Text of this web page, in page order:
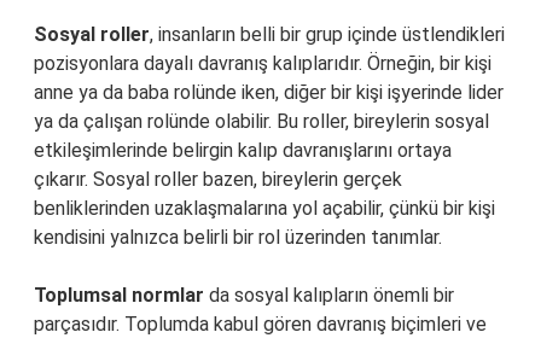
Sosyal roller, insanların belli bir grup içinde üstlendikleri
pozisyonlara dayalı davranış kalıplarıdır. Örneğin, bir kişi
anne ya da baba rolünde iken, diğer bir kişi işyerinde lider
ya da çalışan rolünde olabilir. Bu roller, bireylerin sosyal
etkileşimlerinde belirgin kalıp davranışlarını ortaya
çıkarır. Sosyal roller bazen, bireylerin gerçek
benliklerinden uzaklaşmalarına yol açabilir, çünkü bir kişi
kendisini yalnızca belirli bir rol üzerinden tanımlar.
Toplumsal normlar da sosyal kalıpların önemli bir
parçasıdır. Toplumda kabul gören davranış biçimleri ve